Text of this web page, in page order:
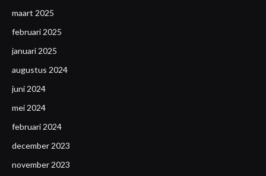
maart 2025
februari 2025
januari 2025
augustus 2024
juni 2024
mei 2024
februari 2024
december 2023
november 2023